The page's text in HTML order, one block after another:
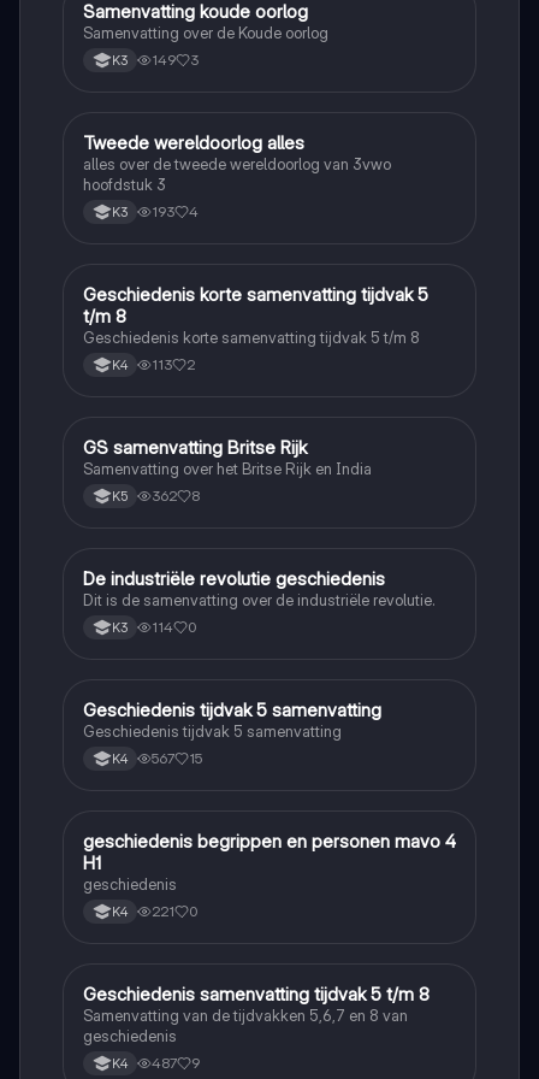
Geschiedenis
Samenvatting koude oorlog
Samenvatting over de Koude oorlog
K3 149 3
Geschiedenis
Tweede wereldoorlog alles
alles over de tweede wereldoorlog van 3vwo
hoofdstuk 3
K3 193 4
Geschiedenis
Geschiedenis korte samenvatting tijdvak 5
t/m 8
Geschiedenis korte samenvatting tijdvak 5 t/m 8
K4 113 2
Geschiedenis
GS samenvatting Britse Rijk
Samenvatting over het Britse Rijk en India
K5 362 8
Geschiedenis
De industriële revolutie geschiedenis
Dit is de samenvatting over de industriële revolutie.
K3 114 0
Geschiedenis
Geschiedenis tijdvak 5 samenvatting
Geschiedenis tijdvak 5 samenvatting
K4 567 15
Geschiedenis
geschiedenis begrippen en personen mavo 4
H1
geschiedenis
K4 221 0
Geschiedenis
Geschiedenis samenvatting tijdvak 5 t/m 8
Samenvatting van de tijdvakken 5,6,7 en 8 van
geschiedenis
K4 487 9